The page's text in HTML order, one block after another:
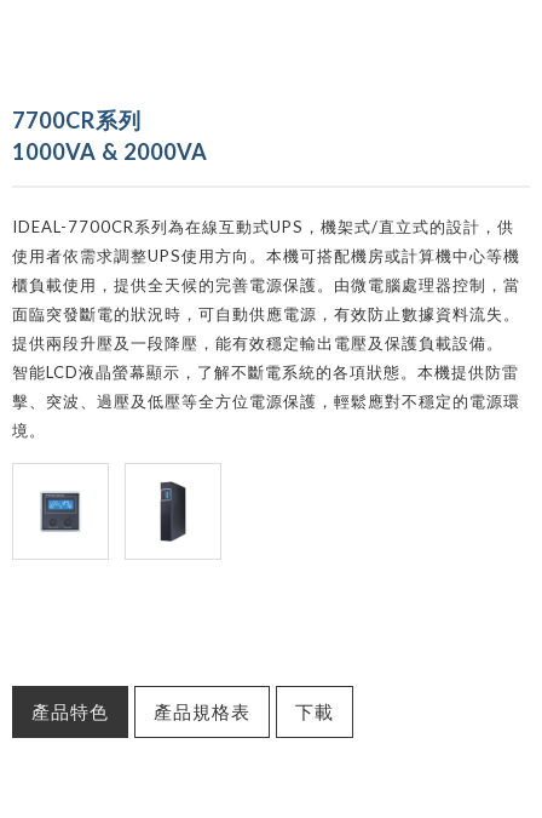
7700CR系列
1000VA & 2000VA
IDEAL-7700CR系列為在線互動式UPS，機架式/直立式的設計，供
使用者依需求調整UPS使用方向。本機可搭配機房或計算機中心等機
櫃負載使用，提供全天候的完善電源保護。由微電腦處理器控制，當
面臨突發斷電的狀況時，可自動供應電源，有效防止數據資料流失。
提供兩段升壓及一段降壓，能有效穩定輸出電壓及保護負載設備。
智能LCD液晶螢幕顯示，了解不斷電系統的各項狀態。本機提供防雷
擊、突波、過壓及低壓等全方位電源保護，輕鬆應對不穩定的電源環
境。
產品特色 產品規格表 下載